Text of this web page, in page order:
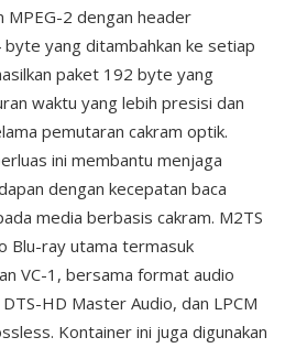
2 dengan header
yang ditambahkan ke setiap
paket 192 byte yang
waktu yang lebih presisi dan
pemutaran cakram optik.
ini membantu menjaga
dengan kecepatan baca
media berbasis cakram. M2TS
Blu-ray utama termasuk
VC-1, bersama format audio
HD Master Audio, dan LPCM
Kontainer ini juga digunakan